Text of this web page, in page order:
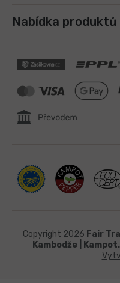
Nabídka produktů
Copyright 2026 Fair
Kambodže |